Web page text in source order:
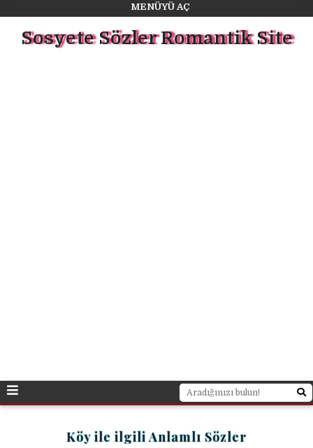
MENÜYÜ AÇ
Sosyete Sözler Romantik Site
Köy ile ilgili Anlamlı Sözler